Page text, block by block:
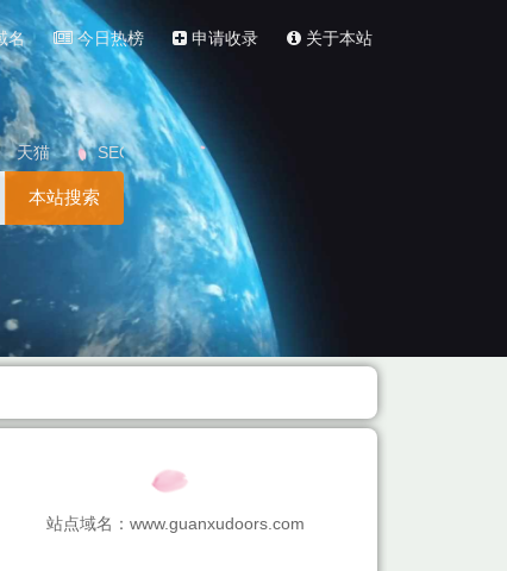
名 今日热榜 申请收录 关于本站
天猫 SEO
本站搜索
站点域名：www.guanxudoors.com